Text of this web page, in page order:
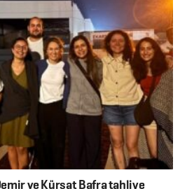
ve Kürşat Bafra tahliye